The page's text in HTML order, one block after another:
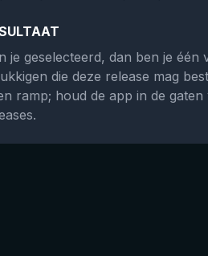
je geselecteerd, dan ben je één
die deze release mag
ramp; houd de app in de